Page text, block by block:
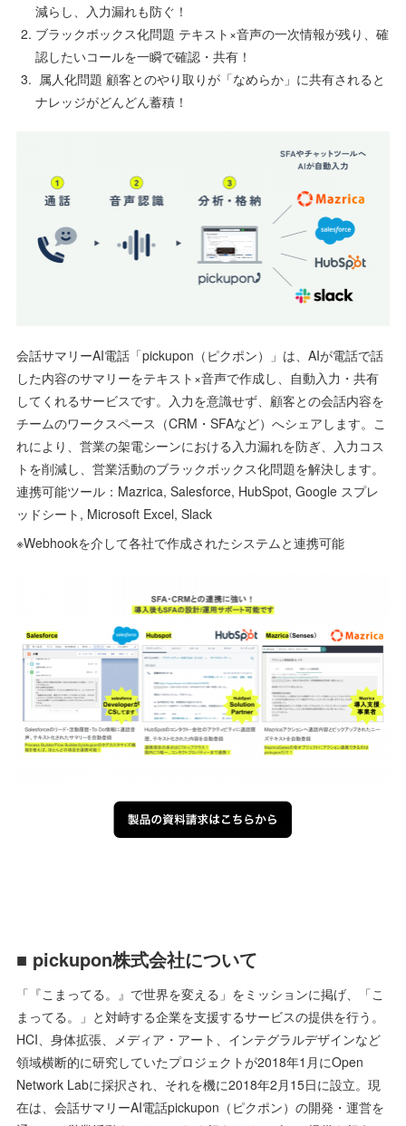
減らし、入力漏れも防ぐ！
ブラックボックス化問題 テキスト×音声の一次情報が残り、確
認したいコールを一瞬で確認・共有！
属人化問題 顧客とのやり取りが「なめらか」に共有されると
ナレッジがどんどん蓄積！
会話サマリーAI電話「pickupon（ピクポン）」は、AIが電話で話
した内容のサマリーをテキスト×音声で作成し、自動入力・共有
してくれるサービスです。入力を意識せず、顧客との会話内容を
チームのワークスペース（CRM・SFAなど）へシェアします。こ
れにより、営業の架電シーンにおける入力漏れを防ぎ、入力コス
トを削減し、営業活動のブラックボックス化問題を解決します。
連携可能ツール：Mazrica, Salesforce, HubSpot, Google スプレ
ッドシート, Microsoft Excel, Slack
※Webhookを介して各社で作成されたシステムと連携可能
■ pickupon株式会社について
「『こまってる。』で世界を変える」をミッションに掲げ、「こ
まってる。」と対峙する企業を支援するサービスの提供を行う。
HCI、身体拡張、メディア・アート、インテグラルデザインなど
領域横断的に研究していたプロジェクトが2018年1月にOpen
Network Labに採択され、それを機に2018年2月15日に設立。現
在は、会話サマリーAI電話pickupon（ピクポン）の開発・運営を